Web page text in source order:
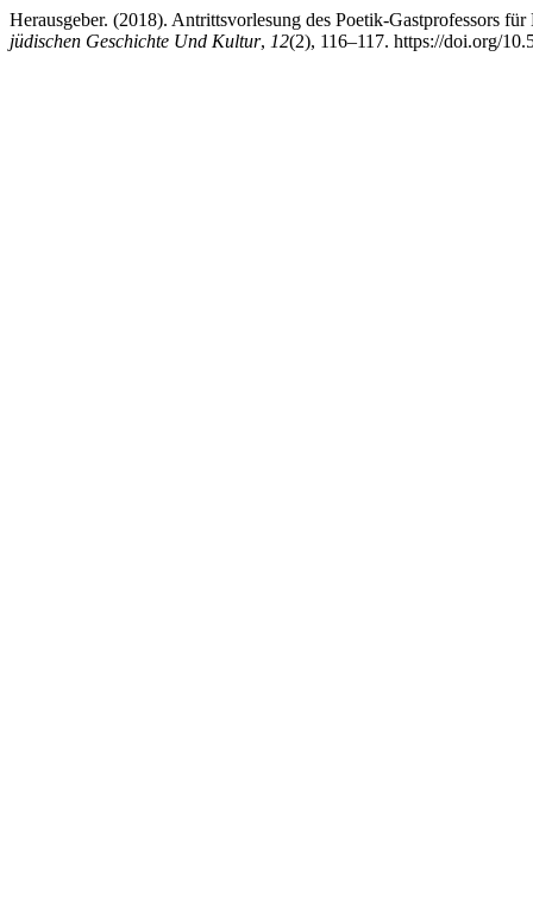
Herausgeber. (2018). Antrittsvorlesung des Poetik-Gastprofessors
jüdischen Geschichte Und Kultur, 12(2), 116–117. https://doi.org/